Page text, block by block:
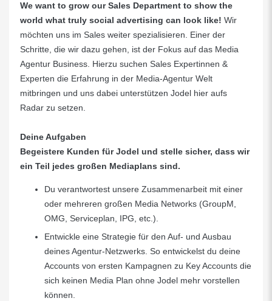
We want to grow our Sales Department to show the
world what truly social advertising can look like! Wir
möchten uns im Sales weiter spezialisieren. Einer der
Schritte, die wir dazu gehen, ist der Fokus auf das Media
Agentur Business. Hierzu suchen Sales Expertinnen &
Experten die Erfahrung in der Media-Agentur Welt
mitbringen und uns dabei unterstützen Jodel hier aufs
Radar zu setzen.
Deine Aufgaben
Begeistere Kunden für Jodel und stelle sicher, dass wir
ein Teil jedes großen Mediaplans sind.
Du verantwortest unsere Zusammenarbeit mit einer
oder mehreren großen Media Networks (GroupM,
OMG, Serviceplan, IPG, etc.).
Entwickle eine Strategie für den Auf- und Ausbau
deines Agentur-Netzwerks. So entwickelst du deine
Accounts von ersten Kampagnen zu Key Accounts die
sich keinen Media Plan ohne Jodel mehr vorstellen
können.